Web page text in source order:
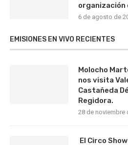
organización
6 de agosto de
EMISIONES EN VIVO RECIENTES
Molocho
nos visita
Castañeda
Regidora.
28 de noviembre
El Circo